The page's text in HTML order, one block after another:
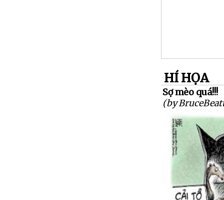
HÍ HỌA
Sợ mèo quá!!!
(by